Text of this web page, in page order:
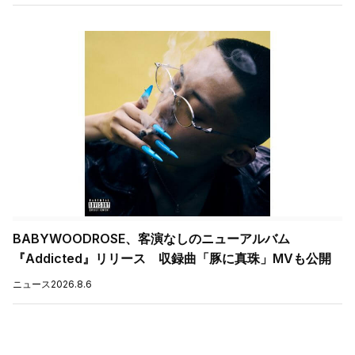
BABYWOODROSE、客演なしのニューアルバム
『Addicted』リリース 収録曲「豚に真珠」MVも公開
ニュース2026.8.6